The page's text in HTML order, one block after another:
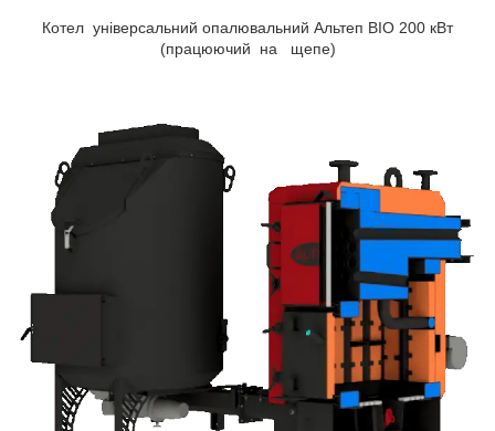
Котел універсальний опалювальний Альтеп BIO 200 кВт
(працюючий на щепе)